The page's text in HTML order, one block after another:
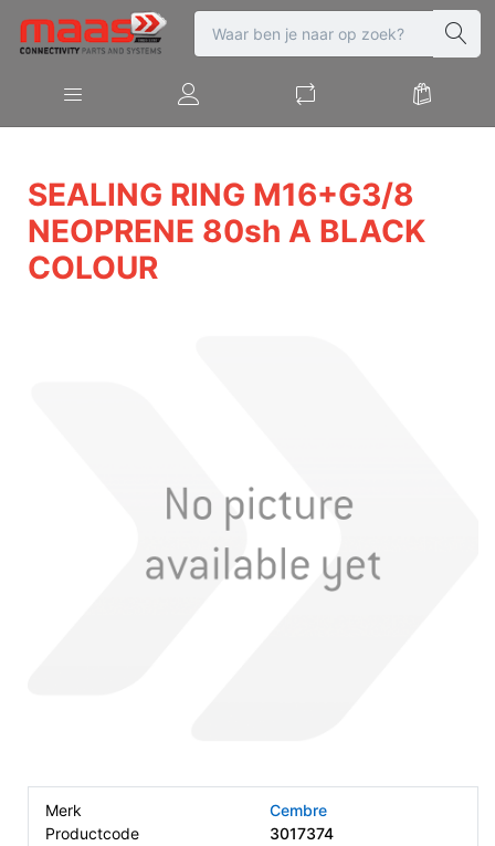
SEALING RING M16+G3/8
NEOPRENE 80sh A BLACK
COLOUR
Merk
Cembre
Productcode
3017374